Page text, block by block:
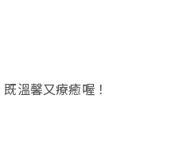
溫馨又療癒喔！